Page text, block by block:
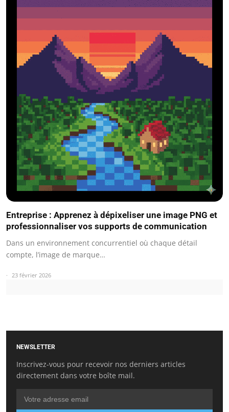
Entreprise : Apprenez à dépixeliser une image PNG et
professionnaliser vos supports de communication
Dans un environnement concurrentiel où chaque détail
compte, l’image de marque…
23 février 2026
NEWSLETTER
Inscrivez-vous pour recevoir nos derniers articles
directement dans votre boîte mail.